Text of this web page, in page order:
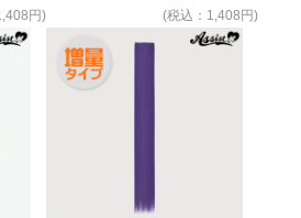
円) (税込：1,408円)